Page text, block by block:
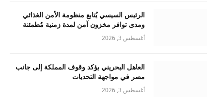
الرئيس السيسي يُتابع منظومة الأمن الغذائي
ومدى توافر مخزون آمن لمدة زمنية مُطمئنة
أغسطس 3, 2026
العاهل البحريني يؤكد وقوف المملكة إلى جانب
مصر في مواجهة التحديات
أغسطس 3, 2026